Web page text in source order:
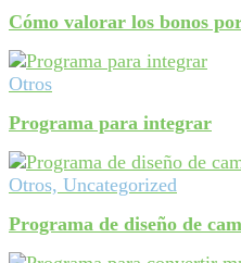
Cómo valorar los bonos
Otros
Programa para integrar
Otros, Uncategorized
Programa de diseño de